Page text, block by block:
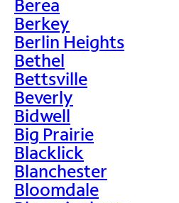
Berea
Berkey
Berlin Heights
Bethel
Bettsville
Beverly
Bidwell
Big Prairie
Blacklick
Blanchester
Bloomdale